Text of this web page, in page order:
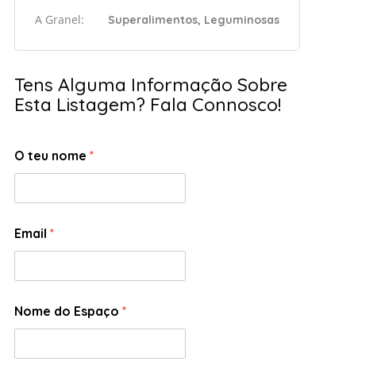
A Granel: Superalimentos, Leguminosas
Tens Alguma Informação Sobre
Esta Listagem? Fala Connosco!
O teu nome *
Email *
Nome do Espaço *